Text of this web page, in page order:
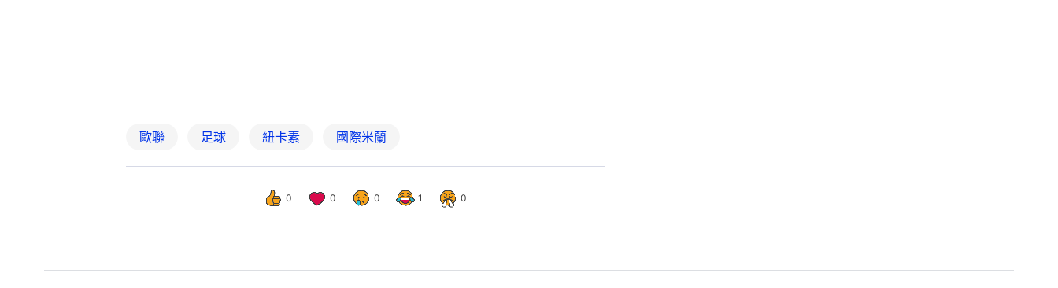
歐聯 足球 紐卡素 國際米蘭
0 0 0 1 0